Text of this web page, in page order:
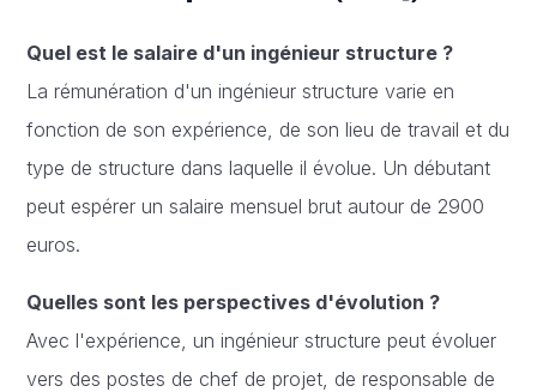
Quel est le salaire d'un ingénieur structure ?
La rémunération d'un ingénieur structure varie en
fonction de son expérience, de son lieu de travail et du
type de structure dans laquelle il évolue. Un débutant
peut espérer un salaire mensuel brut autour de 2900
euros.
Quelles sont les perspectives d'évolution ?
Avec l'expérience, un ingénieur structure peut évoluer
vers des postes de chef de projet, de responsable de